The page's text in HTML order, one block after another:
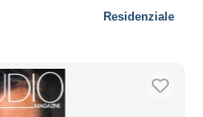
Residenziale